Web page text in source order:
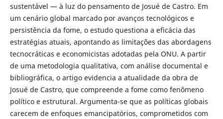
sustentável — à luz do pensamento de Josué de Castro. Em
um cenário global marcado por avanços tecnológicos e
persistência da fome, o estudo questiona a eficácia das
estratégias atuais, apontando as limitações das abordagens
tecnocráticas e economicistas adotadas pela ONU. A partir
de uma metodologia qualitativa, com análise documental e
bibliográfica, o artigo evidencia a atualidade da obra de
Josué de Castro, que compreende a fome como fenômeno
político e estrutural. Argumenta-se que as políticas globais
carecem de enfoques emancipatórios, comprometidos com